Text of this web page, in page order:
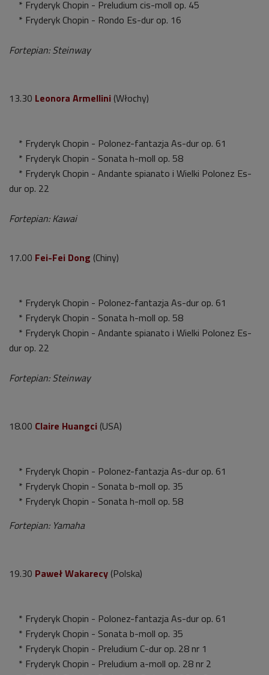
* Fryderyk Chopin - Preludium cis-moll op. 45
* Fryderyk Chopin - Rondo Es-dur op. 16
Fortepian: Steinway
13.30 Leonora Armellini (Włochy)
* Fryderyk Chopin - Polonez-fantazja As-dur op. 61
* Fryderyk Chopin - Sonata h-moll op. 58
* Fryderyk Chopin - Andante spianato i Wielki Polonez Es-
dur op. 22
Fortepian: Kawai
17.00 Fei-Fei Dong (Chiny)
* Fryderyk Chopin - Polonez-fantazja As-dur op. 61
* Fryderyk Chopin - Sonata h-moll op. 58
* Fryderyk Chopin - Andante spianato i Wielki Polonez Es-
dur op. 22
Fortepian: Steinway
18.00 Claire Huangci (USA)
* Fryderyk Chopin - Polonez-fantazja As-dur op. 61
* Fryderyk Chopin - Sonata b-moll op. 35
* Fryderyk Chopin - Sonata h-moll op. 58
Fortepian: Yamaha
19.30 Paweł Wakarecy (Polska)
* Fryderyk Chopin - Polonez-fantazja As-dur op. 61
* Fryderyk Chopin - Sonata b-moll op. 35
* Fryderyk Chopin - Preludium C-dur op. 28 nr 1
* Fryderyk Chopin - Preludium a-moll op. 28 nr 2